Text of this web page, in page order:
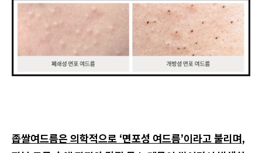
좁쌀여드름은 의학적으로 ‘면포성 여드름’이라고 불리며,